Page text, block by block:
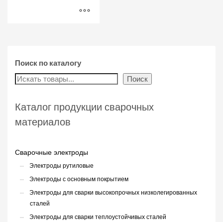
Поиск по каталогу
Поиск
Каталог продукции сварочных
материалов
Сварочные электроды
Электроды рутиловые
Электроды с основным покрытием
Электроды для сварки высокопрочных низколегированных
сталей
Электроды для сварки теплоустойчивых сталей